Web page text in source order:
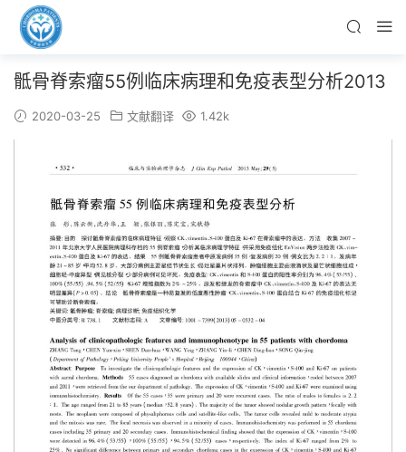
骶骨脊索瘤55例临床病理和免疫表型分析2013
2020-03-25 文献翻译 1.42k